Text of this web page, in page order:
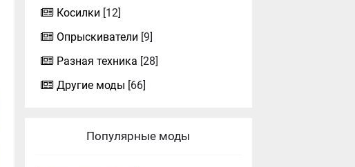
Косилки [12]
Опрыскиватели [9]
Разная техника [28]
Другие моды [66]
Популярные моды